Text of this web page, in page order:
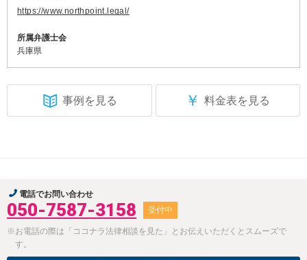
https://www.northpoint.legal/
所属弁護士会
兵庫県
事例を見る ￥ 料金表を見る
電話でお問い合わせ
050-7587-3158 受付中
※お電話の際は「ココナラ法律相談を見た」とお伝えいただくとスムーズで
す。